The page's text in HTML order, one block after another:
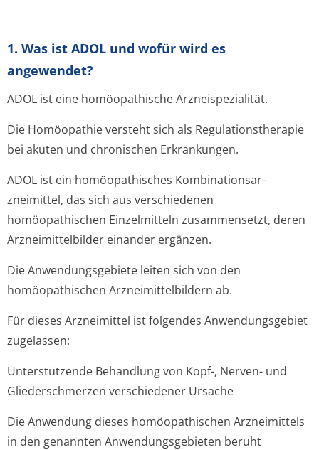
1. Was ist ADOL und wofür wird es
angewendet?
ADOL ist eine homöopathische Arzneispezialität.
Die Homöopathie versteht sich als Regulationstherapie
bei akuten und chronischen Erkrankungen.
ADOL ist ein homöopathisches Kombinationsar­
zneimittel, das sich aus verschiedenen
homöopathischen Einzelmitteln zusammensetzt, deren
Arzneimittelbilder einander ergänzen.
Die Anwendungsgebiete leiten sich von den
homöopathischen Arzneimittelbil­dern ab.
Für dieses Arzneimittel ist folgendes Anwendungsgebiet
zugelassen:
Unterstützende Behandlung von Kopf-, Nerven- und
Gliederschmerzen verschiedener Ursache
Die Anwendung dieses homöopathischen Arzneimittels
in den genannten Anwendungsgebieten beruht